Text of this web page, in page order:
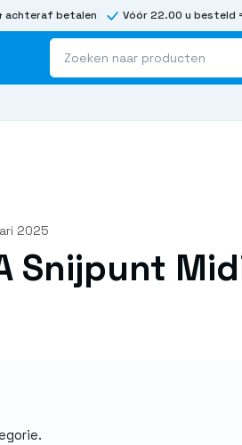
achteraf betalen Vóór 22.00 u besteld
2025
Snijpunt